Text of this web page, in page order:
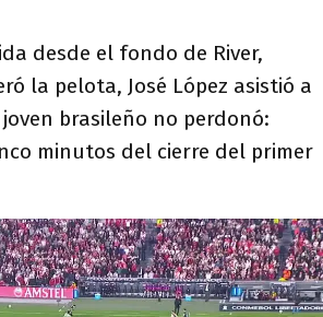
desde el fondo de River,
la pelota, José López asistió a
brasileño no perdonó:
minutos del cierre del primer